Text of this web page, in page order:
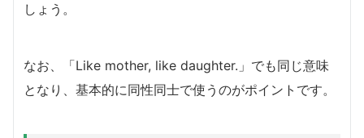
しょう。
なお、「Like mother, like daughter.」でも同じ意味
となり、基本的に同性同士で使うのがポイントです。